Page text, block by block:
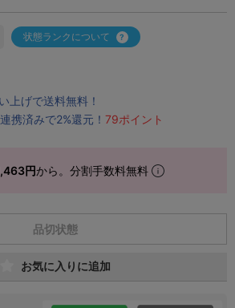
状態ランクについて
上げで送料無料！
携済みで2%還元！ 79ポイント
円から。分割手数料無料
品切状態
お気に入りに追加